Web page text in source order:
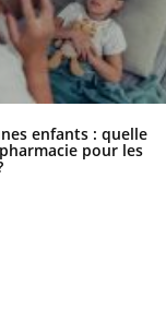
enfants : quelle
pour les